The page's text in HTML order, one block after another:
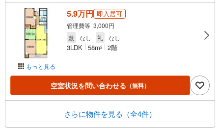
もっと見る
5.9万円 即入居可
管理費等 3,000円
敷
なし 礼 なし
3LDK 58m2 2階
空室状況を問い合わせる （無料）
さらに物件を見る（全4件）